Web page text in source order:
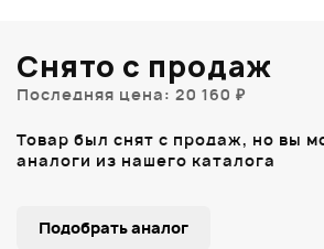
Снято с продаж
Последняя цена: 20 160 ₽
Товар был снят с продаж, но вы
аналоги из нашего каталога
Подобрать аналог